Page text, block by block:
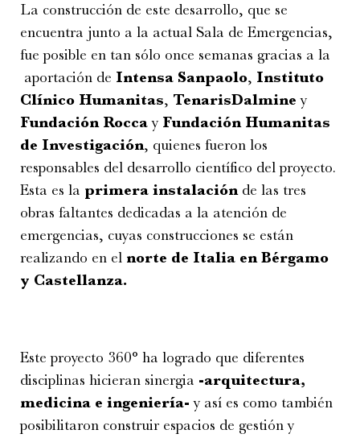
La construcción de este desarrollo, que se
encuentra junto a la actual Sala de Emergencias,
fue posible en tan sólo once semanas gracias a la
aportación de Intensa Sanpaolo, Instituto
Clínico Humanitas, TenarisDalmine y
Fundación Roccay Fundación Humanitas
de Investigación, quienes fueron los
responsables del desarrollo científico del proyecto.
Esta es la primera instalaciónde las tres
obras faltantes dedicadas a la atención de
emergencias, cuyas construcciones se están
realizando en el norte de Italia en Bérgamo
y Castellanza.
Este proyecto 360° ha logrado que diferentes
disciplinas hicieran sinergia -arquitectura,
medicina e ingeniería- y así es como también
posibilitaron construir espacios de gestión y